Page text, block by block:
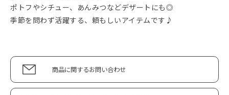
ポトフやシチュー、あんみつなどデザートにも◎
季節を問わず活躍する、頼もしいアイテムです♪
商品に関するお問い合わせ